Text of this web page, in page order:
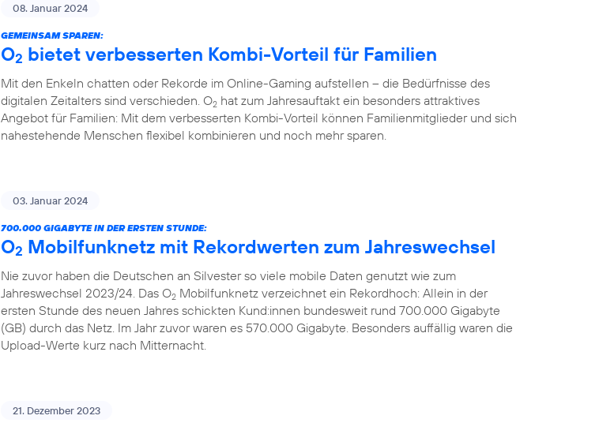
08. Januar 2024
GEMEINSAM SPAREN:
O2 bietet verbesserten Kombi-Vorteil für Familien
Mit den Enkeln chatten oder Rekorde im Online-Gaming aufstellen – die Bedürfnisse des
digitalen Zeitalters sind verschieden. O2 hat zum Jahresauftakt ein besonders attraktives
Angebot für Familien: Mit dem verbesserten Kombi-Vorteil können Familienmitglieder und sich
nahestehende Menschen flexibel kombinieren und noch mehr sparen.
03. Januar 2024
700.000 GIGABYTE IN DER ERSTEN STUNDE:
O2 Mobilfunknetz mit Rekordwerten zum Jahreswechsel
Nie zuvor haben die Deutschen an Silvester so viele mobile Daten genutzt wie zum
Jahreswechsel 2023/24. Das O2 Mobilfunknetz verzeichnet ein Rekordhoch: Allein in der
ersten Stunde des neuen Jahres schickten Kund:innen bundesweit rund 700.000 Gigabyte
(GB) durch das Netz. Im Jahr zuvor waren es 570.000 Gigabyte. Besonders auffällig waren die
Upload-Werte kurz nach Mitternacht.
21. Dezember 2023